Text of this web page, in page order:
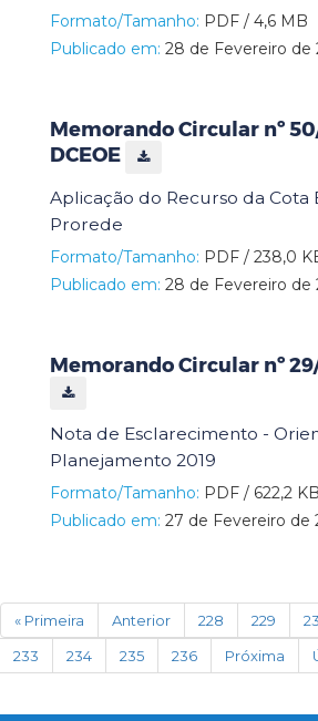
Formato/Tamanho: PDF / 4,6 MB
Publicado em: 28 de Fevereiro de
Memorando Circular nº
DCEOE
Aplicação do Recurso da Cota
Prorede
Formato/Tamanho: PDF / 238,0
Publicado em: 28 de Fevereiro de
Memorando Circular nº
Nota de Esclarecimento -
Planejamento 2019
Formato/Tamanho: PDF / 622,2 KB
Publicado em: 27 de Fevereiro de
« Primeira Anterior 228 229
233 234 235 236 Próxima